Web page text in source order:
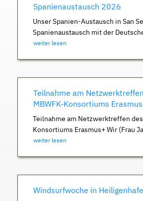
Spanienaustausch 2026
Unser Spanien-Austausch in San
Spanienaustausch mit der
weiter lesen
Teilnahme am
MBWFK-Konsortiums
Teilnahme am Netzwerktreffen des
Konsortiums Erasmus+ Wir (Frau
weiter lesen
Windsurfwoche in